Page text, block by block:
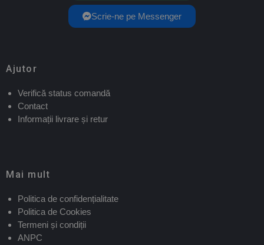
Scrie-ne pe Messenger
Ajutor
Verifică status comandă
Contact
Informații livrare și retur
Mai mult
Politica de confidențialitate
Politica de Cookies
Termeni și condiții
ANPC